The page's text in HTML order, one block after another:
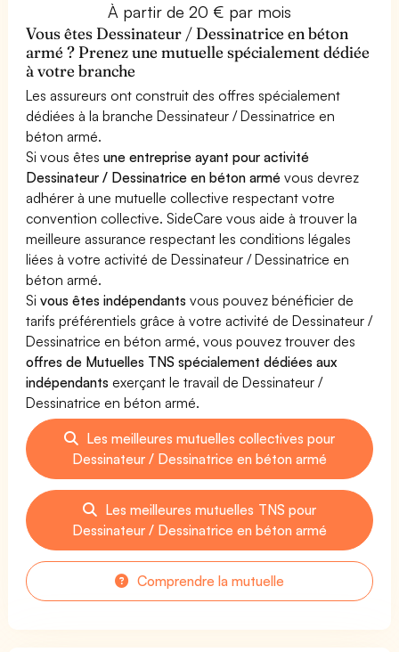
À partir de 20 € par mois
Vous êtes Dessinateur / Dessinatrice en béton
armé ? Prenez une mutuelle spécialement dédiée
à votre branche
Les assureurs ont construit des offres spécialement
dédiées à la branche Dessinateur / Dessinatrice en
béton armé.
Si vous êtesune entreprise ayant pour activité
Dessinateur / Dessinatrice en béton armé vous devrez
adhérer à une mutuelle collective respectant votre
convention collective. SideCare vous aide à trouver la
meilleure assurance respectant les conditions légales
liées à votre activité de Dessinateur / Dessinatrice en
béton armé.
Sivous êtes indépendants vous pouvez bénéficier de
tarifs préférentiels grâce à votre activité de Dessinateur /
Dessinatrice en béton armé, vous pouvez trouver des
offres de Mutuelles TNS spécialement dédiées aux
indépendants exerçant le travail de Dessinateur /
Dessinatrice en béton armé.
Les meilleures mutuelles collectives pour
Dessinateur / Dessinatrice en béton armé
Les meilleures mutuelles TNS pour
Dessinateur / Dessinatrice en béton armé
Comprendre la mutuelle